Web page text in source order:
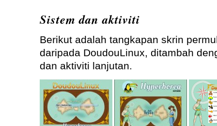
Sistem dan aktiviti
Berikut adalah tangkapan skrin
daripada DoudouLinux, ditambah
dan aktiviti lanjutan.